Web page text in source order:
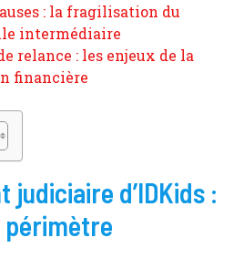
: la fragilisation du
intermédiaire
relance : les enjeux de la
financière
judiciaire d’IDKids :
périmètre